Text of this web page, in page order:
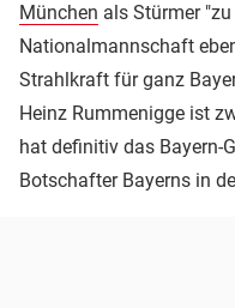
München als Stürmer
Nationalmannschaft
Strahlkraft für ganz
Heinz Rummenigge ist
hat definitiv das Bayern-
Botschafter Bayerns in